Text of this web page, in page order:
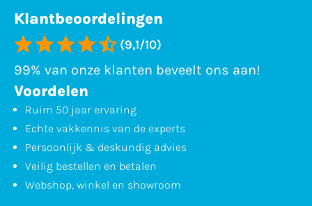
Klantbeoordelingen
(9,1/10)
99% van onze klanten beveelt ons aan!
Voordelen
Ruim 50 jaar ervaring
Echte vakkennis van de experts
Persoonlijk & deskundig advies
Veilig bestellen en betalen
Webshop, winkel en showroom